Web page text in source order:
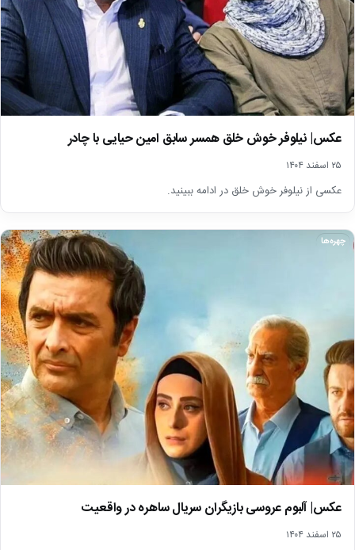
عکس| نیلوفر خوش خلق همسر سابق امین حیایی با چادر
۲۵ اسفند ۱۴۰۴
عکسی از نیلوفر خوش خلق در ادامه ببینید.
چهره‌ها
عکس| آلبوم عروسی بازیگران سریال ساهره در واقعیت
۲۵ اسفند ۱۴۰۴